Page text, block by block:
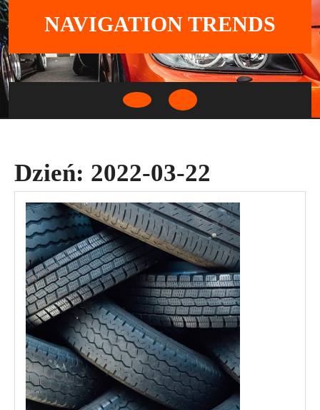
Skip
to
content
NAVIGATION TRENDS
Open
Dzień: 2022-03-22